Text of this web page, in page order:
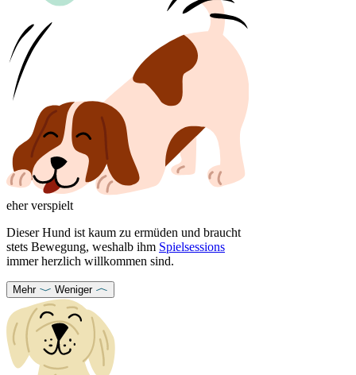
eher verspielt
Dieser Hund ist kaum zu ermüden und braucht
stets Bewegung, weshalb ihm Spielsessions
immer herzlich willkommen sind.
Mehr Weniger